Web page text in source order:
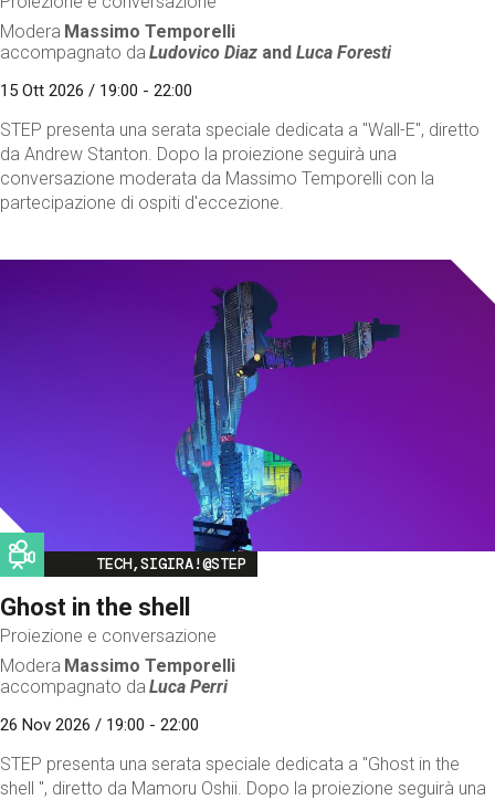
Modera Massimo Temporelli
accompagnato da Ludovico Diaz andLuca Foresti
15 Ott 2026 / 19:00 - 22:00
STEP presenta una serata speciale dedicata a "Wall-E", diretto
da Andrew Stanton. Dopo la proiezione seguirà una
conversazione moderata da Massimo Temporelli con la
partecipazione di ospiti d'eccezione.
Image
TECH,SIGIRA!@STEP
Ghost in the shell
Proiezione e conversazione
Modera Massimo Temporelli
accompagnato da Luca Perri
26 Nov 2026 / 19:00 - 22:00
STEP presenta una serata speciale dedicata a "Ghost in the
shell ", diretto da Mamoru Oshii. Dopo la proiezione seguirà una